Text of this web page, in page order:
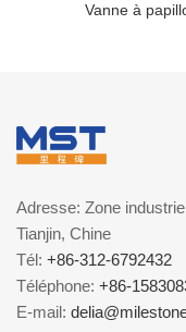
Vanne à
Adresse: Zone
Tianjin, Chine
Tél: +86-312-6792432
Téléphone: +86-
E-mail: